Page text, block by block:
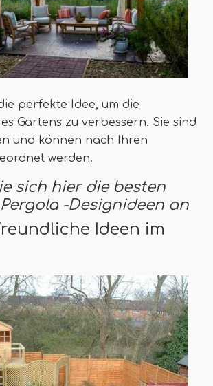
perfekte Idee, um die
Gartens zu verbessern. Sie sind
und können nach Ihren
werden.
sich hier die besten
-Designideen an
Ideen im